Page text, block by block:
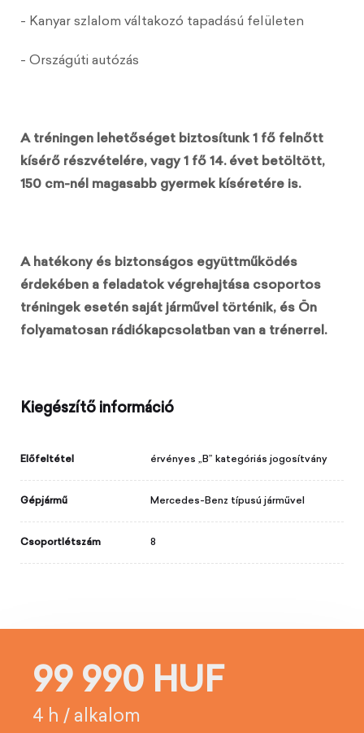
- Kanyar szlalom váltakozó tapadású felületen
- Országúti autózás
A tréningen lehetőséget biztosítunk 1 fő felnőtt
kísérő részvételére, vagy 1 fő 14. évet betöltött,
150 cm-nél magasabb gyermek kíséretére is.
A hatékony és biztonságos együttműködés
érdekében a feladatok végrehajtása csoportos
tréningek esetén saját járművel történik, és Ön
folyamatosan rádiókapcsolatban van a trénerrel.
Kiegészítő információ
Előfeltétel érvényes „B” kategóriás jogosítvány
Gépjármű Mercedes-Benz típusú járművel
Csoportlétszám 8
99 990 HUF
4 h / alkalom